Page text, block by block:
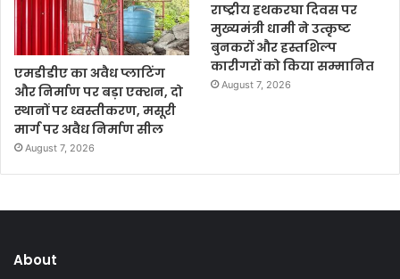
एमडीडीए का अवैध प्लाटिंग
और निर्माण पर बड़ा एक्शन, दो
स्थानों पर ध्वस्तीकरण, मसूरी
मार्ग पर अवैध निर्माण सील
August 7, 2026
राष्ट्रीय हथकरघा दिवस पर
मुख्यमंत्री धामी ने उत्कृष्ट
बुनकरों और हस्तशिल्प
कारीगरों को किया सम्मानित
August 7, 2026
About